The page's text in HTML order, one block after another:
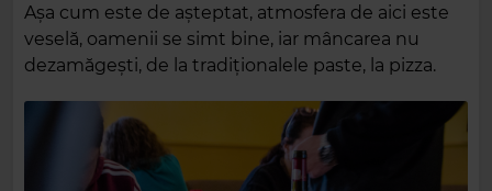
Așa cum este de așteptat, atmosfera de aici este
veselă, oamenii se simt bine, iar mâncarea nu
dezamăgești, de la tradiționalele paste, la pizza.